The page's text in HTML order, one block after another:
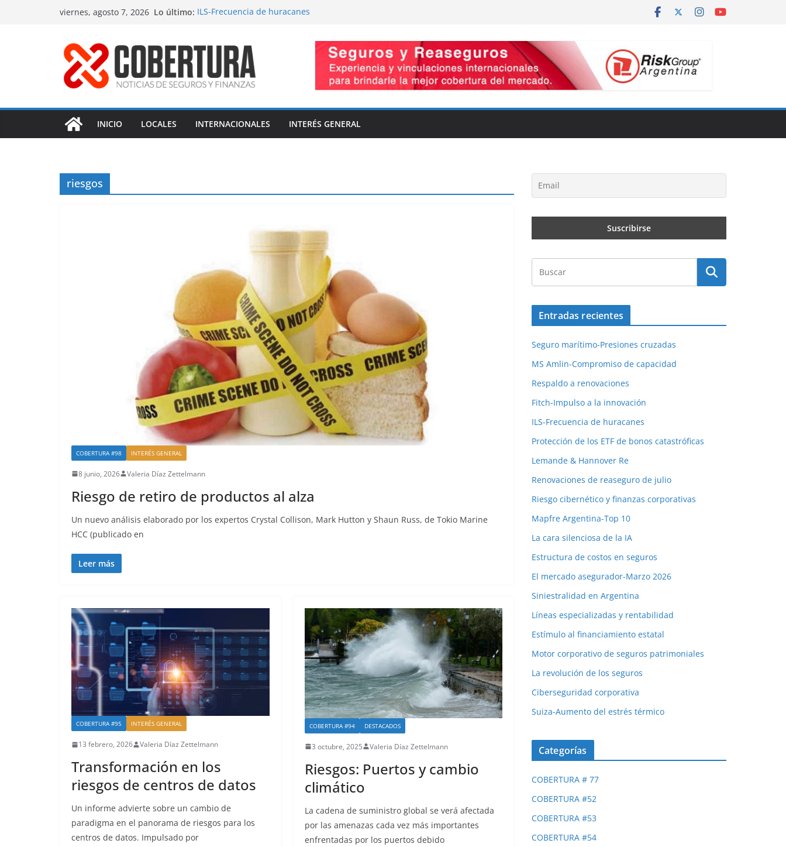
viernes, agosto 7, 2026 Lo último: ILS-Frecuencia de huracanes
Respaldo a renovaciones
Fitch-Impulso a la innovación
INICIO LOCALES INTERNACIONALES INTERÉS GENERAL
riesgos
COBERTURA #98 INTERÉS GENERAL
8 junio, 2026 Valeria Díaz Zettelmann
Riesgo de retiro de productos al alza
Un nuevo análisis elaborado por los expertos Crystal Collison, Mark Hutton y Shaun Russ, de Tokio Marine
HCC (publicado en
Leer más
COBERTURA #95 INTERÉS GENERAL
13 febrero, 2026 Valeria Díaz Zettelmann
Transformación en los
riesgos de centros de datos
Un informe advierte sobre un cambio de
paradigma en el panorama de riesgos para los
centros de datos. Impulsado por
COBERTURA #94 DESTACADOS
3 octubre, 2025 Valeria Díaz Zettelmann
Riesgos: Puertos y cambio
climático
La cadena de suministro global se verá afectada
por las amenazas cada vez más importantes
enfrentadas por los puertos debido
Entradas recientes
Seguro marítimo-Presiones cruzadas
MS Amlin-Compromiso de capacidad
Respaldo a renovaciones
Fitch-Impulso a la innovación
ILS-Frecuencia de huracanes
Protección de los ETF de bonos catastróficas
Lemande & Hannover Re
Renovaciones de reaseguro de julio
Riesgo cibernético y finanzas corporativas
Mapfre Argentina-Top 10
La cara silenciosa de la IA
Estructura de costos en seguros
El mercado asegurador-Marzo 2026
Siniestralidad en Argentina
Líneas especializadas y rentabilidad
Estímulo al financiamiento estatal
Motor corporativo de seguros patrimoniales
La revolución de los seguros
Ciberseguridad corporativa
Suiza-Aumento del estrés térmico
Categorías
COBERTURA # 77
COBERTURA #52
COBERTURA #53
COBERTURA #54